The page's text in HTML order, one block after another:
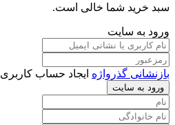
سبد خرید شما خالی است.
ورود به سایت
بازنشانی گذرواژه ایجاد حساب کاربری
ورود به سایت